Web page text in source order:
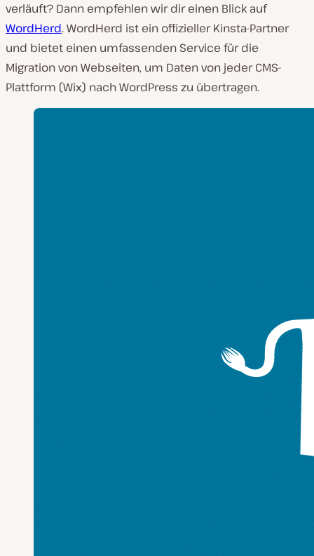
verläuft? Dann empfehlen wir dir einen Blick auf
WordHerd. WordHerd ist ein offizieller Kinsta-Partner
und bietet einen umfassenden Service für die
Migration von Webseiten, um Daten von jeder CMS-
Plattform (Wix) nach WordPress zu übertragen.